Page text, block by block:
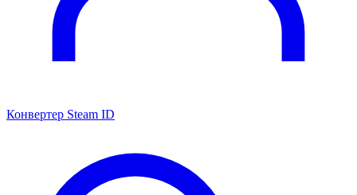
Конвертер Steam ID